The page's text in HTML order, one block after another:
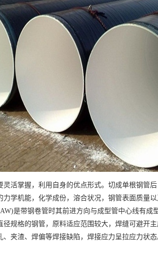
灵活掌握，利用自身的优点形式。切成单根钢管
力学机能，化学成份，溶合状况，钢管表面质量
是带钢卷管时其前进方向与成型管中心线有
径规格的钢管，原料适应范围较大，焊缝可避开
、夹渣、焊偏等焊接缺陷，焊接应力呈拉应力状